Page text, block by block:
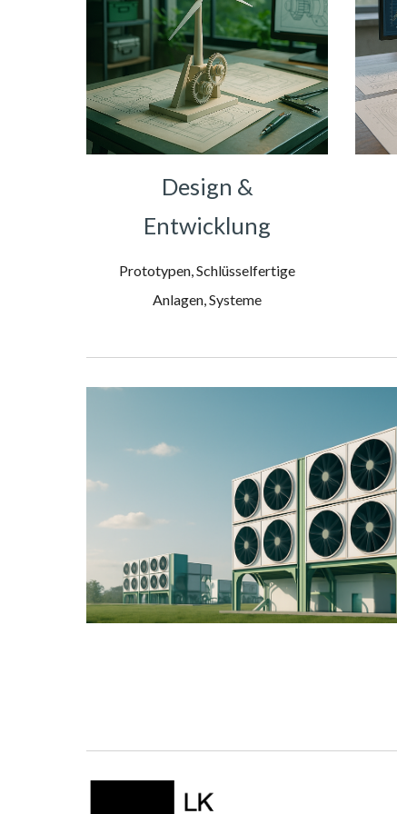
Design &
Entwicklung
Prototypen, Schlüsselfertige
Anlagen, Systeme